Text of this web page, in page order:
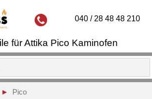
für Attika Pico Kaminofen
040 / 28 48 48 210
Pico